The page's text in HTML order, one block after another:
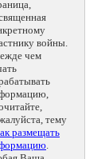
войны.
чем
тему
размещать
.